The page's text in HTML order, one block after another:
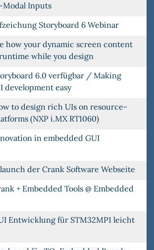
Inputs
Storyboard 6 Webinar
how your dynamic screen content
while you design
6.0 verfügbar / Making
development easy
to design rich UIs on resource-
(NXP i.MX RT1060)
in embedded GUI
der Crank Software Webseite
+ Embedded Tools @ Embedded
Entwicklung für STM32MP1 leicht